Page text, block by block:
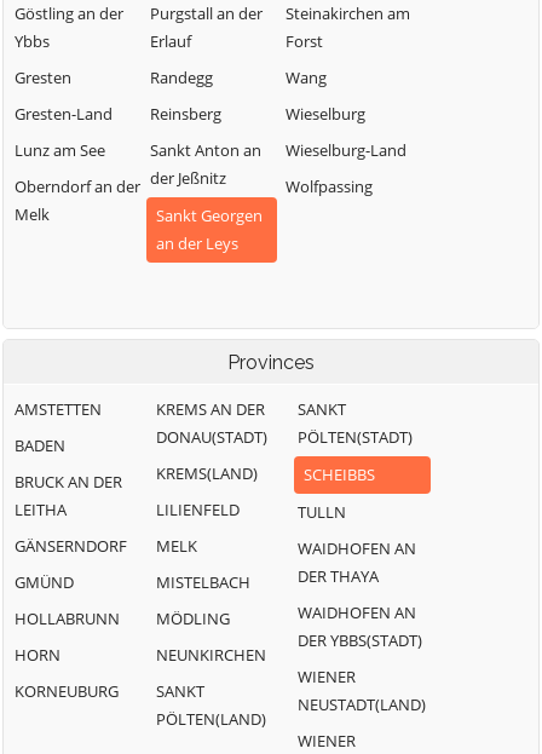
Göstling an der
Ybbs
Gresten
Gresten-Land
Lunz am See
Oberndorf an der
Melk
Purgstall an der
Erlauf
Randegg
Reinsberg
Sankt Anton an
der Jeßnitz
Sankt Georgen
an der Leys
Steinakirchen am
Forst
Wang
Wieselburg
Wieselburg-Land
Wolfpassing
Provinces
AMSTETTEN
BADEN
BRUCK AN DER
LEITHA
GÄNSERNDORF
GMÜND
HOLLABRUNN
HORN
KORNEUBURG
KREMS AN DER
DONAU(STADT)
KREMS(LAND)
LILIENFELD
MELK
MISTELBACH
MÖDLING
NEUNKIRCHEN
SANKT
PÖLTEN(LAND)
SANKT
PÖLTEN(STADT)
SCHEIBBS
TULLN
WAIDHOFEN AN
DER THAYA
WAIDHOFEN AN
DER YBBS(STADT)
WIENER
NEUSTADT(LAND)
WIENER